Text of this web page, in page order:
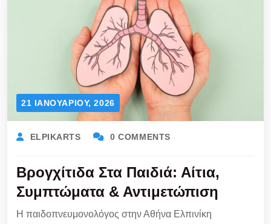
21 ΙΑΝΟΥΑΡΊΟΥ, 2026
ELPIKARTS 0 COMMENTS
Βρογχίτιδα Στα Παιδιά: Αίτια,
Συμπτώματα & Αντιμετώπιση
Η παιδοπνευμονολόγος στην Αθήνα Ελπινίκη